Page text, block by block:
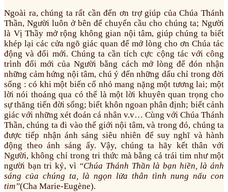
Ngoài ra, chúng ta rất cần đến ơn trợ giúp của Chúa Thánh
Thần, Người luôn ở bên để chuyển cầu cho chúng ta; Người
là Vị Thầy mở rộng không gian nội tâm, giúp chúng ta biết
khép lại các cửa ngõ giác quan để mở lòng cho ơn Chúa tác
động và đổi mới. Chúng ta cần tích cực cộng tác với công
trình đổi mới của Người bằng cách mở lòng để đón nhận
những cảm hứng nội tâm, chú ý đến những dấu chỉ trong đời
sống : có khi một biến cố nhỏ mang nặng một tương lai; một
lời nói thoáng qua có thể là một lời khuyên quan trọng cho
sự thăng tiến đời sống; biết khôn ngoan phân định; biết cảnh
giác với những xét đoán cá nhân v.v… Cùng với Chúa Thánh
Thần, chúng ta đi vào thế giới nội tâm, và trong đó, chúng ta
được tiếp nhận ánh sáng siêu nhiên để suy nghĩ và hành
động theo ánh sáng ấy. Vậy, chúng ta hãy kết thân với
Người, không chỉ trong tri thức mà bằng cả trái tim như một
người bạn tri kỷ, vì “Chúa Thánh Thần là bạn hiền, là ánh
sáng của chúng ta, là ngọn lửa thân tình nung nấu con
tim”(Cha Marie-Eugène).